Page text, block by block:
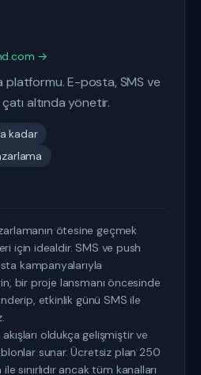
→
platformu. E-posta, SMS ve
altında yönetir.
kadar
ötesine geçmek
için idealdir. SMS ve push
kampanyalarıyla
bir proje lansmanı öncesinde
etkinlik günü SMS ile
oldukça gelişmiştir ve
sunar. Ücretsiz plan 250
sınırlıdır ancak tüm kanalları